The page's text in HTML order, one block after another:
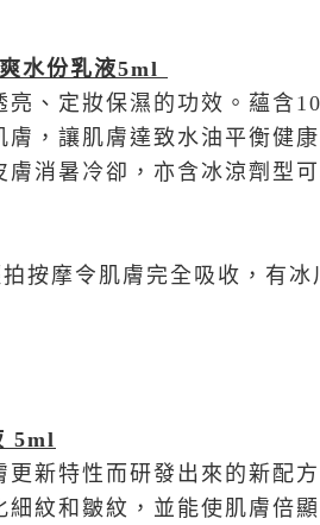
水份乳液5ml
、定妝保濕的功效。蘊含
，讓肌膚達致水油平衡健
消暑冷卻，亦含冰涼劑型
按摩令肌膚完全吸收，有冰
5ml
新特性而研發出來的新配
紋和皺紋，並能使肌膚倍